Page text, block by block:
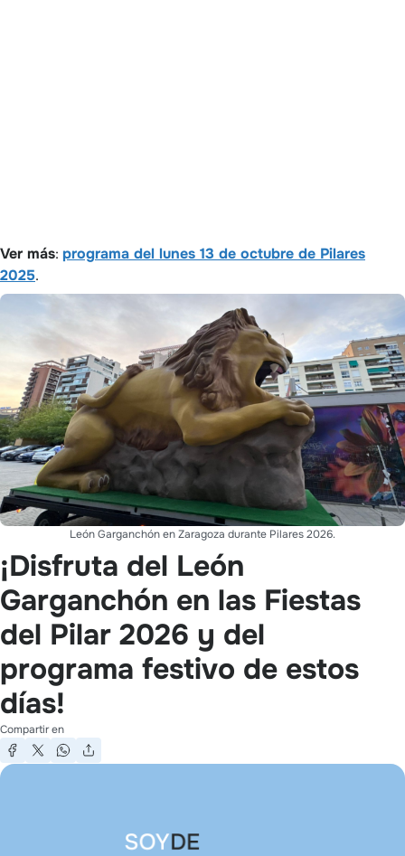
Ver más: programa del lunes 13 de octubre de Pilares
2025.
León Garganchón en Zaragoza durante Pilares 2026.
¡Disfruta del León
Garganchón en las Fiestas
del Pilar 2026 y del
programa festivo de estos
días!
Compartir en